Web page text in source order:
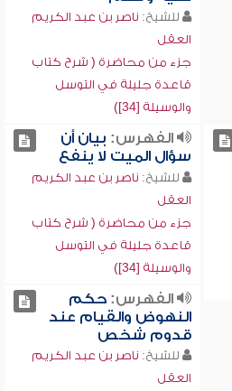
للشيخ: ناصر بن عبد الكريم
العقل
جزء من محاضرة ( شرح كتاب
قاعدة جليلة في التوسل
والوسيلة [34])
الفهرس: بيان أن
سؤال الميت لا ينفع
للشيخ: ناصر بن عبد الكريم
العقل
جزء من محاضرة ( شرح كتاب
قاعدة جليلة في التوسل
والوسيلة [34])
الفهرس:حكم
النهوض والقيام عند
قدوم شخص
للشيخ: ناصر بن عبد الكريم
العقل